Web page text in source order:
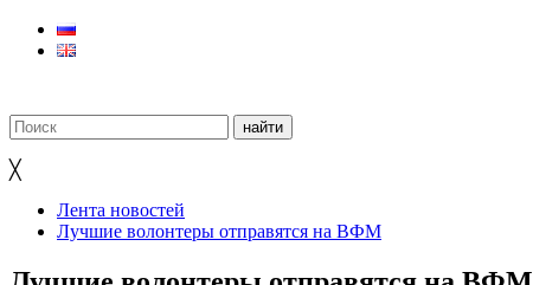
╳
Лента новостей
Лучшие волонтеры отправятся на ВФМ